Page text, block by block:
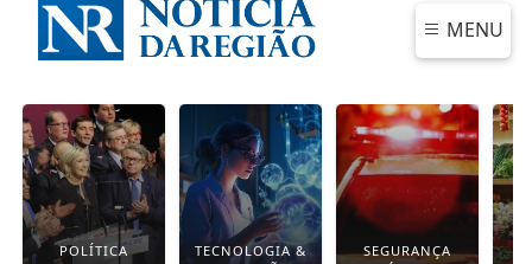
MENU
POLÍTICA
TECNOLOGIA &
SEGURANÇA